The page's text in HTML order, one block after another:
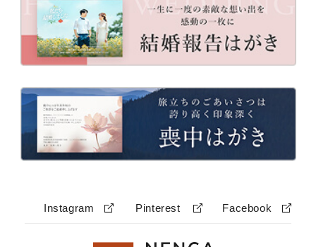
Instagram Pinterest Facebook